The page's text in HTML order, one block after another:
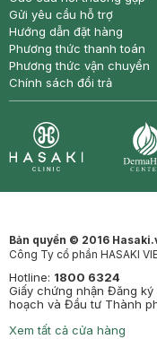
Gửi yêu cầu hỗ trợ
Hướng dẫn đặt hàng
Phương thức thanh toán
Phương thức vận chuyển
Chính sách đổi trả
Bản quyền © 2016
Công Ty cổ phần HASAKI
Hotline: 1800 6324
Giấy chứng nhận Đăng ký
hoạch và Đầu tư Thành
Xem tất cả cửa hàng